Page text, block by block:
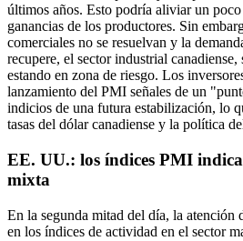
últimos años. Esto podría aliviar un
ganancias de los productores. Sin
comerciales no se resuelvan y la
recupere, el sector industrial
estando en zona de riesgo. Los
lanzamiento del PMI señales de un
indicios de una futura estabilización, lo
tasas del dólar canadiense y la política
EE. UU.: los índices PMI
mixta
En la segunda mitad del día, la atención
en los índices de actividad en el sector